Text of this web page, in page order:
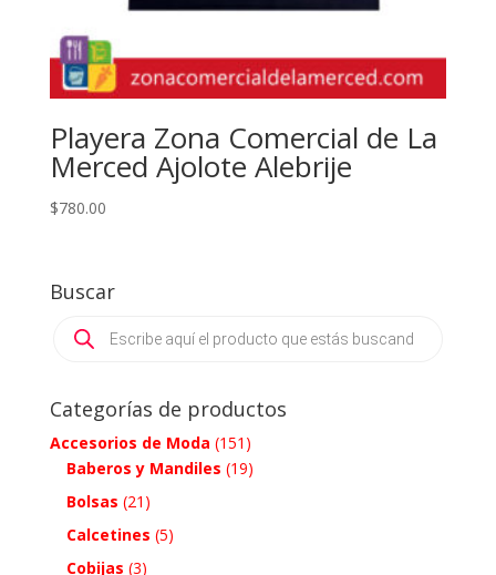
Playera Zona Comercial de La
Merced Ajolote Alebrije
$780.00
Buscar
search
Categorías de productos
Accesorios de Moda (151)
Baberos y Mandiles (19)
Bolsas (21)
Calcetines (5)
Cobijas (3)